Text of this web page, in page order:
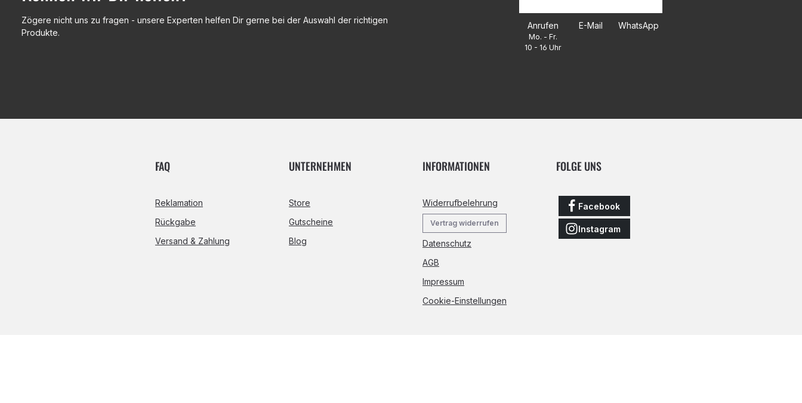
Zögere nicht uns zu fragen - unsere Experten helfen Dir gerne bei der Auswahl der richtigen
Produkte.
Anrufen
Mo. - Fr.
10 - 16 Uhr
E-Mail WhatsApp
FAQ
Reklamation
Rückgabe
Versand & Zahlung
UNTERNEHMEN
Store
Gutscheine
Blog
INFORMATIONEN
Widerrufbelehrung
Vertrag widerrufen
Datenschutz
AGB
Impressum
Cookie-Einstellungen
FOLGE UNS
Facebook
Instagram